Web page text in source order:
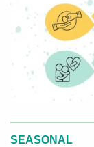
SEASONAL